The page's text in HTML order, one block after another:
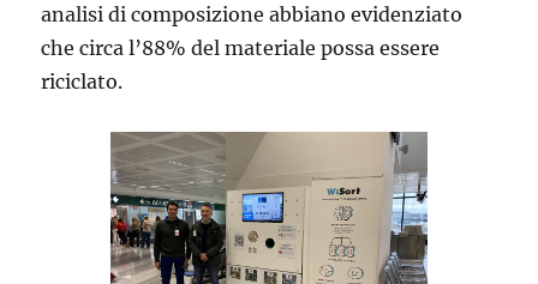
analisi di composizione abbiano evidenziato
che circa l’88% del materiale possa essere
riciclato.